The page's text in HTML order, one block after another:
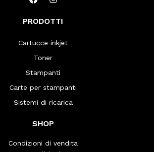
PRODOTTI
Cartucce inkjet
Toner
Stampanti
Carte per stampanti
Sistemi di ricarica
SHOP
Condizioni di vendita